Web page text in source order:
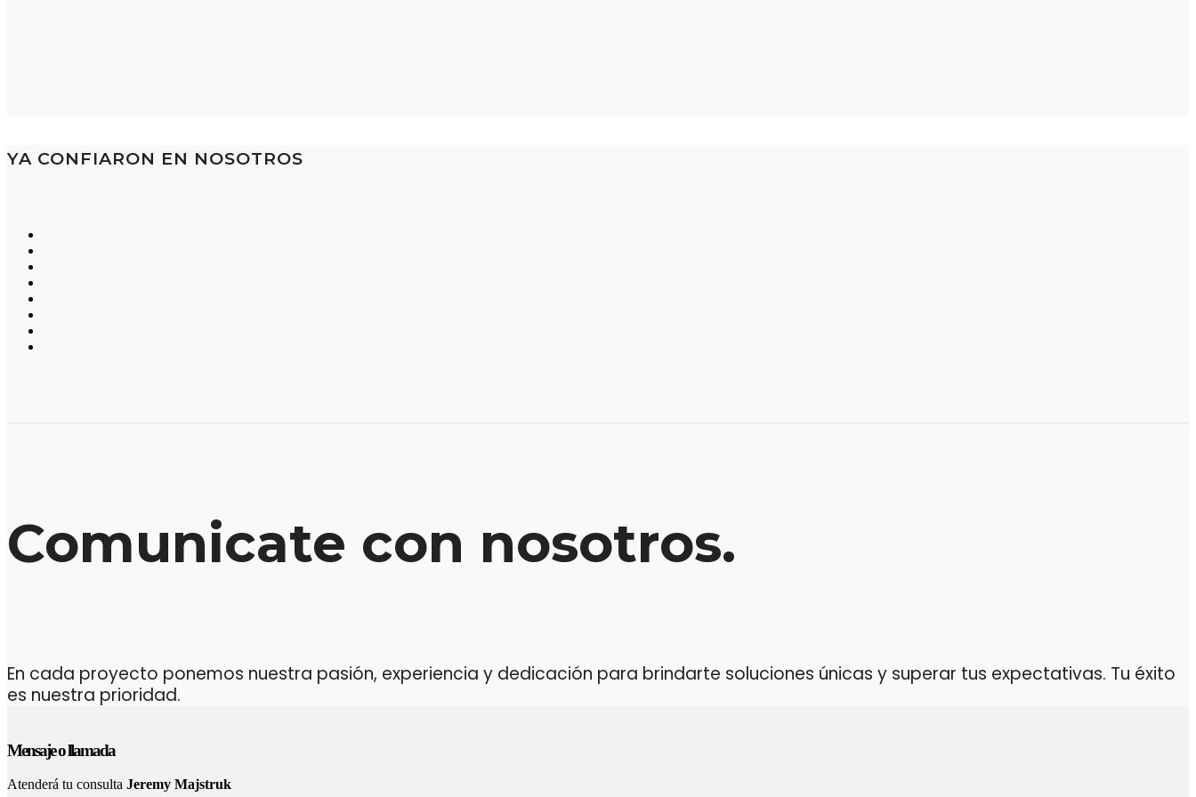
YA CONFIARON EN NOSOTROS
Comunicate con nosotros.
En cada proyecto ponemos nuestra pasión, experiencia y dedicación para brindarte soluciones únicas y superar tus expectativas. Tu éxito
es nuestra prioridad.
Mensaje o llamada
Atenderá tu consulta Jeremy Majstruk